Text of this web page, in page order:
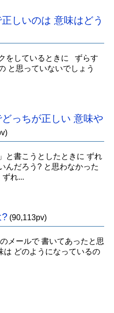
しいのは 意味はどう
をしているときに ずらす
と思っていないでしょう
っちが正しい 意味や
と書こうとしたときに ずれ
んだろう? と思わなかった
れ...
? (90,113pv)
メールで 書いてあったと思
どのようになっているの